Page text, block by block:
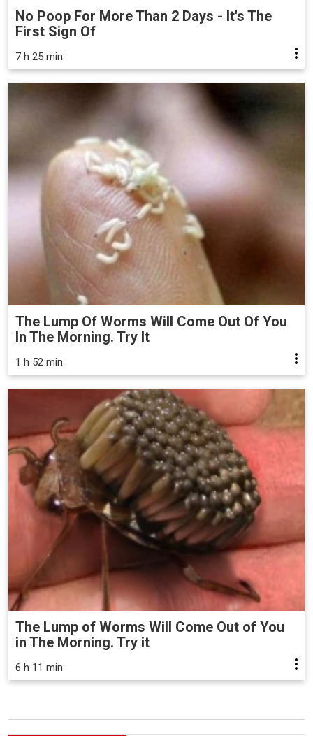
No Poop For More Than 2 Days - It's The
First Sign Of
7 h 25 min
The Lump Of Worms Will Come Out Of You
In The Morning. Try It
1 h 52 min
The Lump of Worms Will Come Out of You
in The Morning. Try it
6 h 11 min